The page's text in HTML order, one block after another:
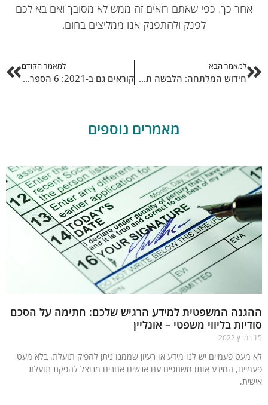
כך. כפי שאתם רואים זה ממש לא מסובך ואם בא לכם
לפנק ולהתפנק אנו ממליצים בחום.
למאמר הבא
חידוש המלתחה: הלבשה תחתונה אונליין זה בדיוק מה שאתן צריכות
למאמר הקודם
קוראים גם ב-2021: 6 הספרים המומלצים שאתם חייבים לקרוא
מאמרים נוספים
המשפטית למידע הרגיש שלכם: חתימה על הסכם
בליווי משפטי – אונליין
פעמיים יש לנו מידע או רעיון שממנו ניתן להפיק תועלת. בלא מעט
המידע אותו משתפים עם אנשים אחרים מנוצל להפקת תועלת